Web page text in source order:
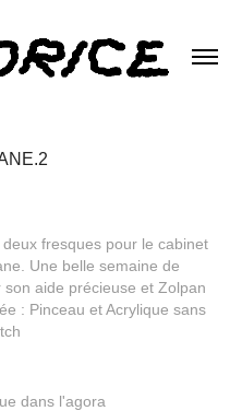
fresques pour le cabinet
Une belle semaine de
aide précieuse et Zolpan
: Pinceau et Acrylique sans
dans l'agora